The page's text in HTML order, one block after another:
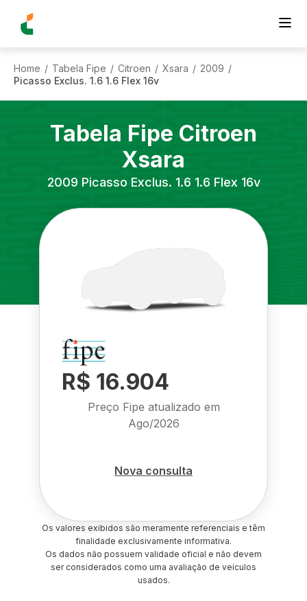
Home / Tabela Fipe / Citroen / Xsara / 2009 /
Picasso Exclus. 1.6 1.6 Flex 16v
Tabela Fipe Citroen
Xsara
2009 Picasso Exclus. 1.6 1.6 Flex 16v
R$ 16.904
Preço Fipe atualizado em
Ago/2026
Nova consulta
Os valores exibidos são meramente referenciais e têm
finalidade exclusivamente informativa.
Os dados não possuem validade oficial e não devem
ser considerados como uma avaliação de veículos
usados.